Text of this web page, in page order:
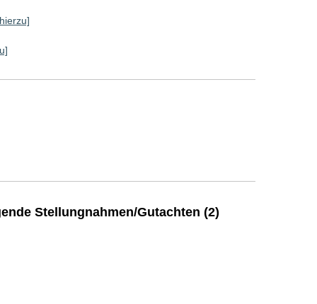
Stellungnahmen/Gutachten (2)